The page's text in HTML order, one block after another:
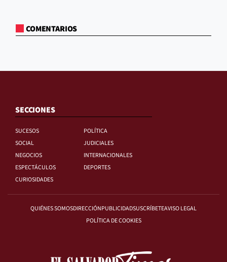
COMENTARIOS
SECCIONES
SUCESOS
POLÍTICA
SOCIAL
JUDICIALES
NEGOCIOS
INTERNACIONALES
ESPECTÁCULOS
DEPORTES
CURIOSIDADES
QUIÉNES SOMOSDIRECCIÓNPUBLICIDADSUSCRÍBETEAVISO LEGAL
POLÍTICA DE COOKIES